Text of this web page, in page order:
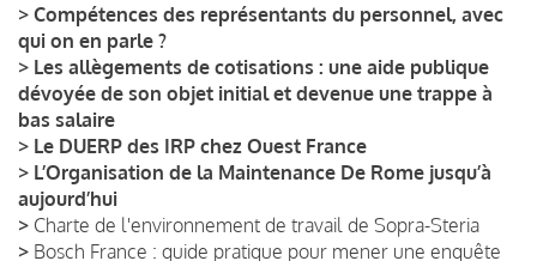
> Compétences des représentants du personnel, avec
qui on en parle ?
> Les allègements de cotisations : une aide publique
dévoyée de son objet initial et devenue une trappe à
bas salaire
> Le DUERP des IRP chez Ouest France
> L’Organisation de la Maintenance De Rome jusqu’à
aujourd’hui
> Charte de l'environnement de travail de Sopra-Steria
> Bosch France : guide pratique pour mener une enquête